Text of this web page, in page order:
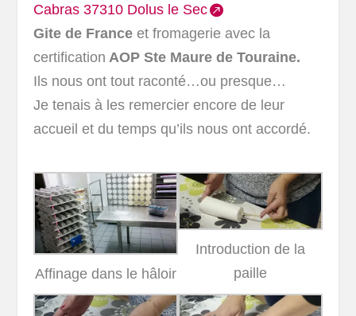
Cabras 37310 Dolus le Sec
Gite de France et fromagerie avec la
certification AOP Ste Maure de Touraine.
Ils nous ont tout raconté…ou presque…
Je tenais à les remercier encore de leur
accueil et du temps qu’ils nous ont accordé.
Affinage dans le hâloir
Introduction de la
paille